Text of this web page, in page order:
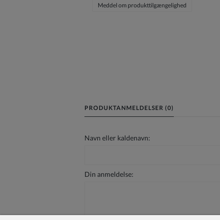
Meddel om produkttilgængelighed
PRODUKTANMELDELSER (0)
Navn eller kaldenavn:
Din anmeldelse: